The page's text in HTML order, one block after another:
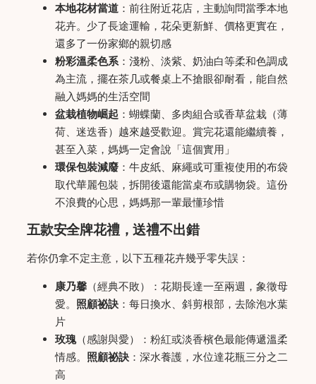
本地花材當道 ：前往附近花店，主動詢問當季本地
花卉。少了長途運輸，花朵更新鮮、價格更實在，
還多了一份家鄉的親切感
粉彩溫柔色系 ：淺粉、淡紫、奶油白等柔和色調成
為主流，擺在茶几或餐桌上不搶眼卻耐看，能自然
融入媽媽的生活空間
盆栽植物崛起 ：蝴蝶蘭、多肉組合或香草盆栽（薄
荷、迷迭香）越來越受歡迎。賞完花還能繼續養，
甚至入菜，媽媽一定會說「這個實用」
環保包裝減廢 ：牛皮紙、麻繩或可重複使用的布袋
取代華麗包裝，拆開後還能當桌布或購物袋。這份
不浪費的心思，媽媽那一輩最懂珍惜
五款安全牌花禮，送禮不出錯
若你仍拿不定主意，以下五種花卉幾乎零失誤：
康乃馨 （經典不敗）：花期長達一至兩週，象徵母
愛。 照顧祕訣 ：每日換水、斜剪根部，去除泡水葉
片
玫瑰（感謝與愛）：粉紅或淡香檳色最能傳遞溫柔
情感。 照顧祕訣 ：深水養護，水位達花瓶三分之二
高